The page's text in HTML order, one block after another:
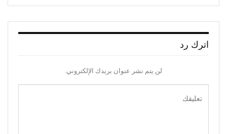
اترك رد
لن يتم نشر عنوان بريدك الإلكتروني.